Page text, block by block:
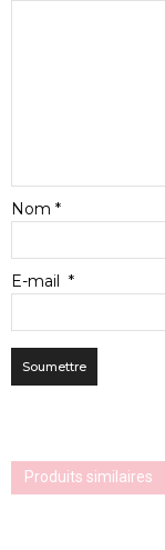
Nom *
E-mail *
Produits similaires